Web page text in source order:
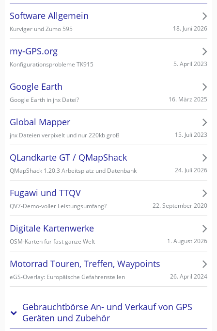
Software Allgemein
Kurviger und Zumo 595 18. Juni 2026
my-GPS.org
Konfigurationsprobleme TK915 5. April 2023
Google Earth
Google Earth in jnx Datei? 16. März 2025
Global Mapper
jnx Dateien verpixelt und nur 220kb groß 15. Juli 2023
QLandkarte GT / QMapShack
QMapShack 1.20.3 Arbeitsplatz und Datenbank 24. Juli 2026
Fugawi und TTQV
QV7-Demo-voller Leistungsumfang? 22. September 2020
Digitale Kartenwerke
OSM-Karten für fast ganze Welt 1. August 2026
Motorrad Touren, Treffen, Waypoints
eGS-Overlay: Europäische Gefahrenstellen 26. April 2024
Gebrauchtbörse An- und Verkauf von GPS
Geräten und Zubehör